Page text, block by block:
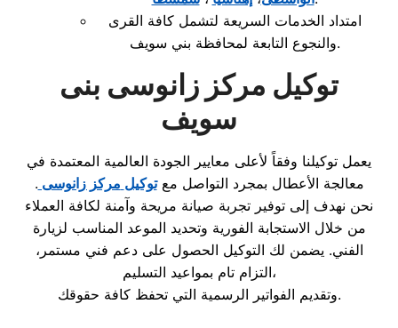
امتداد الخدمات السريعة لتشمل كافة القرى
والنجوع التابعة لمحافظة بني سويف.
توكيل مركز زانوسى بنى
سويف
يعمل توكيلنا وفقاً لأعلى معايير الجودة العالمية المعتمدة في
معالجة الأعطال بمجرد التواصل معتوكيل مركز زانوسى .
نحن نهدف إلى توفير تجربة صيانة مريحة وآمنة لكافة العملاء
من خلال الاستجابة الفورية وتحديد الموعد المناسب لزيارة
الفني. يضمن لك التوكيل الحصول على دعم فني مستمر،
التزام تام بمواعيد التسليم،
وتقديم الفواتير الرسمية التي تحفظ كافة حقوقك.